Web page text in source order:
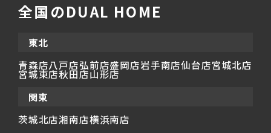
全国のDUAL HOME
東北
青森店八戸店弘前店盛岡店岩手南店仙台店宮城北店
宮城東店秋田店山形店
関東
茨城北店湘南店横浜南店